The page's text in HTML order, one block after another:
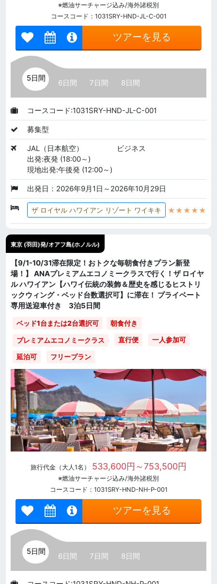
※燃油サーチャージ込み/海外諸税別
コースコード：1031SRY-HND-JL-C-001
ツアーを見る
5日間
6日間 7日間 8日間
コースコード:1031SRY-HND-JL-C-001
募集型
JAL（日本航空）
ビジネス
出発:夜発 (18:00～)
現地出発:午後発 (12:00～)
出発日：2026年9月1日～2026年10月29日
ザ ロイヤル ハワイアン リゾート ワイキキ ★★★★★
東京 (羽田)発/オアフ島(ホノルル)
【9/1-10/31滞在限定！おトクな毎朝食付きプラン新登
場！】 ANAプレミアムエコノミークラスで行く！ザ ロイヤ
ル ハワイアン【ハワイ伝統の装飾＆歴史を感じるヒストリ
ックウィング・ベッド台数選択可】に滞在！ プライベート
専用送迎車付き 3泊5日間
ベッド1台または2台選択可 朝食付き
プレミアムエコノミークラス 直行便 一人参加可
延泊可 フリープラン
旅行代金（大人1名） 533,600円～753,500円
※燃油サーチャージ込み/海外諸税別
コースコード：1031SRY-HND-NH-P-001
ツアーを見る
5日間
6日間 7日間 8日間